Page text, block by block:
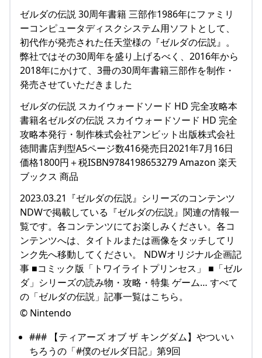
ゼルダの伝説 30周年書籍 三部作1986年にファミリ
ーコンピュータディスクシステム用ソフトとして、
初代作が発売された任天堂様の『ゼルダの伝説』。
弊社ではその30周年を盛り上げるべく、2016年から
2018年にかけて、3冊の30周年書籍三部作を制作・
発売させていただきました
ゼルダの伝説 スカイウォードソード HD 完全攻略本
書籍名ゼルダの伝説 スカイウォードソード HD 完全
攻略本発行・制作株式会社アンビット出版株式会社
徳間書店判型A5ページ数416発売日2021年7月16日
価格1800円＋税ISBN9784198653279 Amazon 楽天
ブックス 商品
2023.03.21『ゼルダの伝説』シリーズのコンテンツ
NDWで掲載している『ゼルダの伝説』関連の情報一
覧です。各コンテンツにてお楽しみください。各コ
ンテンツへは、タイトルまたは画像をタッチしてリ
ンク先へ移動してください。 NDWオリジナル企画記
事 ■コミック版「トワイライトプリンセス」 ■「ゼル
ダ」シリーズの読み物・攻略・特集 ゲーム… すべて
の「ゼルダの伝説」記事一覧はこちら。
© Nintendo
### 【ティアーズ オブ ザ キングダム】やついい
ちろうの「#僕のゼルダ日記」第9回